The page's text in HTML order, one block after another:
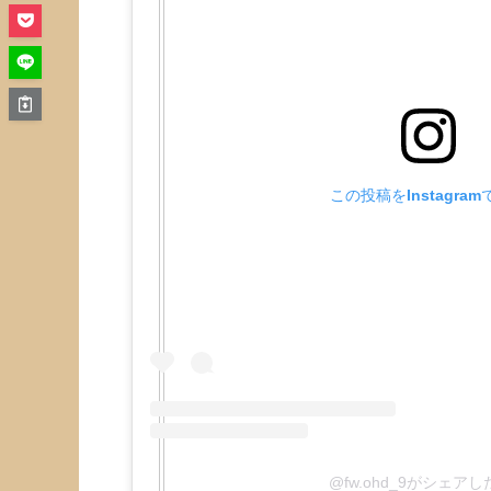
この投稿をInstagram
@fw.ohd_9がシェアし